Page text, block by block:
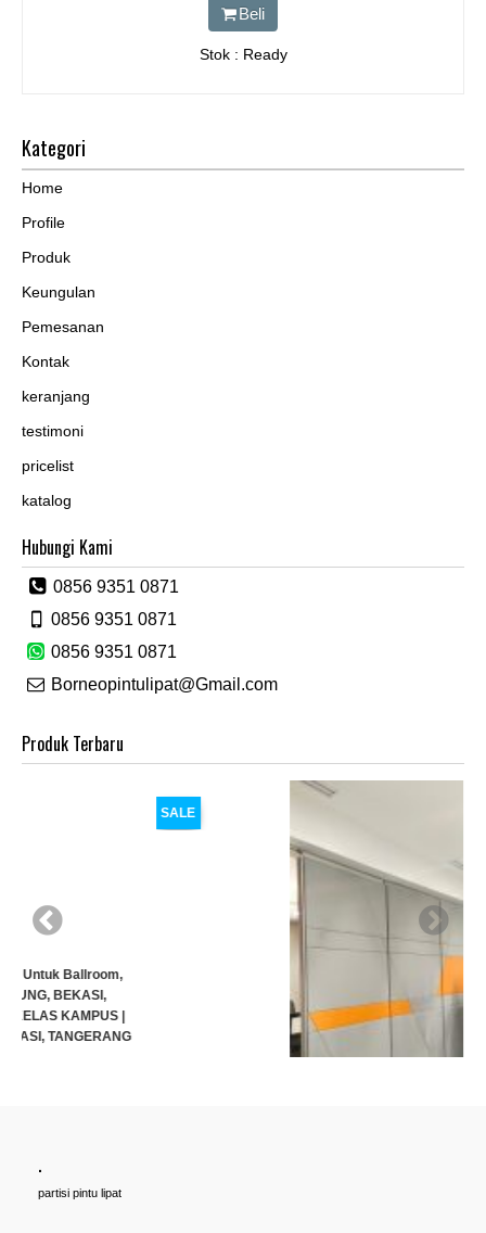
Beli
Stok : Ready
Kategori
Home
Profile
Produk
Keungulan
Pemesanan
Kontak
keranjang
testimoni
pricelist
katalog
Hubungi Kami
0856 9351 0871
0856 9351 0871
0856 9351 0871
Borneopintulipat@Gmail.com
Produk Terbaru
HOTEL, Ruang Meeting Dll, JAKARTA, BANDUNG, BEKASI,
.
partisi pintu lipat